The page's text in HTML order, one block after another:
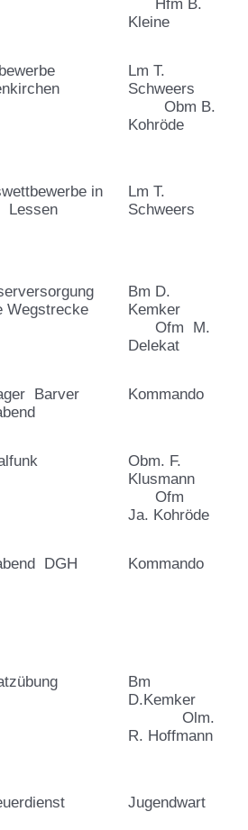
Hfm B.
Kleine
Lm T.
Schweers
Obm B.
Kohröde
in
Lessen
Lm T.
Schweers
Wegstrecke
Bm D.
Kemker
Ofm M.
Delekat
Barver
Kommando
Obm. F.
Klusmann
Ofm
Ja. Kohröde
DGH Kommando
Bm
D.Kemker
Olm.
R. Hoffmann
Jugendwart